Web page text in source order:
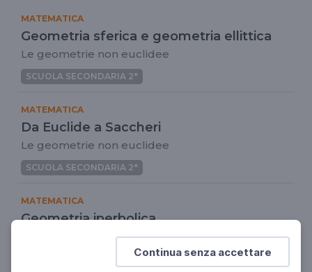
Continua senza accettare
MATEMATICA
Geometria sferica e geometria ellittica
Le geometrie non euclidee
SCUOLA SECONDARIA 2°
MATEMATICA
Da Euclide a Saccheri
Le geometrie non euclidee
SCUOLA SECONDARIA 2°
MATEMATICA
Geometria iperbolica
Le geometrie non euclidee
SCUOLA SECONDARIA 2°